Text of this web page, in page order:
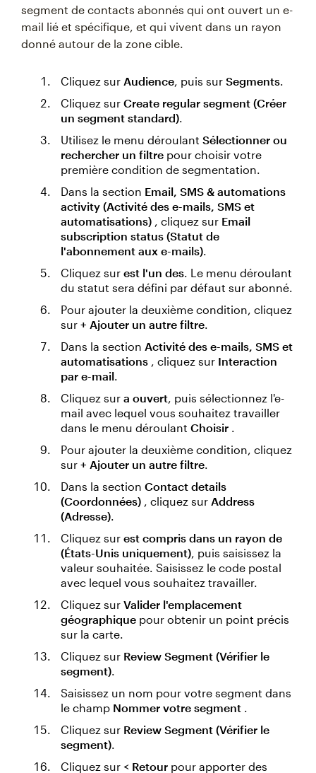
segment de contacts abonnés qui ont ouvert un e-
mail lié et spécifique, et qui vivent dans un rayon
donné autour de la zone cible.
Cliquez sur Audience, puis sur Segments.
Cliquez sur Create regular segment (Créer
un segment standard).
Utilisez le menu déroulant Sélectionner ou
rechercher un filtre pour choisir votre
première condition de segmentation.
Dans la section Email, SMS & automations
activity (Activité des e-mails, SMS et
automatisations) , cliquez sur Email
subscription status (Statut de
l'abonnement aux e-mails).
Cliquez sur est l'un des. Le menu déroulant
du statut sera défini par défaut sur abonné.
Pour ajouter la deuxième condition, cliquez
sur + Ajouter un autre filtre.
Dans la section Activité des e-mails, SMS et
automatisations , cliquez sur Interaction
par e-mail.
Cliquez sur a ouvert, puis sélectionnez l'e-
mail avec lequel vous souhaitez travailler
dans le menu déroulant Choisir .
Pour ajouter la deuxième condition, cliquez
sur + Ajouter un autre filtre.
Dans la section Contact details
(Coordonnées) , cliquez sur Address
(Adresse).
Cliquez sur est compris dans un rayon de
(États-Unis uniquement), puis saisissez la
valeur souhaitée. Saisissez le code postal
avec lequel vous souhaitez travailler.
Cliquez sur Valider l'emplacement
géographique pour obtenir un point précis
sur la carte.
Cliquez sur Review Segment (Vérifier le
segment).
Saisissez un nom pour votre segment dans
le champ Nommer votre segment .
Cliquez sur Review Segment (Vérifier le
segment).
Cliquez sur < Retour pour apporter des